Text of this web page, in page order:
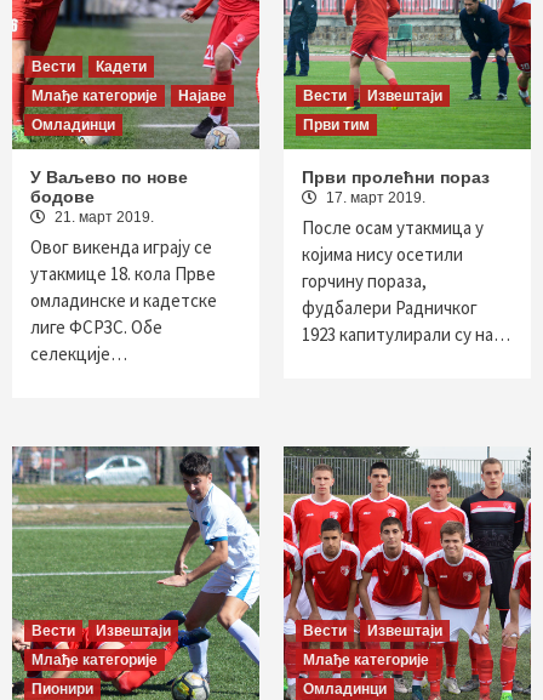
Вести
Кадети
Млађе категорије
Најаве
Омладинци
У Ваљево по нове
бодове
21. март 2019.
Овог викенда играју се
утакмице 18. кола Прве
омладинске и кадетске
лиге ФСРЗС. Обе
селекције…
Вести
Извештаји
Први тим
Први пролећни пораз
17. март 2019.
После осам утакмица у
којима нису осетили
горчину пораза,
фудбалери Радничког
1923 капитулирали су на…
Вести
Извештаји
Млађе категорије
Пионири
Вести
Извештаји
Млађе категорије
Омладинци